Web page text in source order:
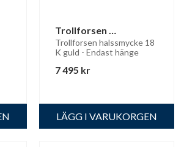
Trollforsen
halssmycke 18 K guld
Trollforsen halssmycke 18
K guld - Endast hänge
7 495 kr